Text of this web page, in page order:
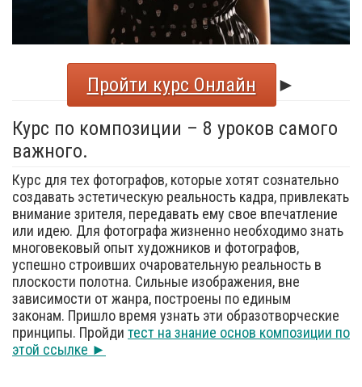
Пройти курс Онлайн
►
Курс по композиции – 8 уроков самого
важного.
Курс для тех фотографов, которые хотят сознательно
создавать эстетическую реальность кадра, привлекать
внимание зрителя, передавать ему свое впечатление
или идею. Для фотографа жизненно необходимо знать
многовековый опыт художников и фотографов,
успешно строивших очаровательную реальность в
плоскости полотна. Сильные изображения, вне
зависимости от жанра, построены по единым
законам. Пришло время узнать эти образотворческие
принципы. Пройди тест на знание основ композиции по
этой ссылке ►